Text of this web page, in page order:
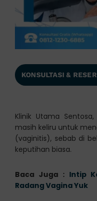
KONSULTASI &
Klinik Utama
masih keliru untuk
(vaginitis), sebab di
keputihan biasa.
Baca Juga : Intip
Radang Vagina Yuk